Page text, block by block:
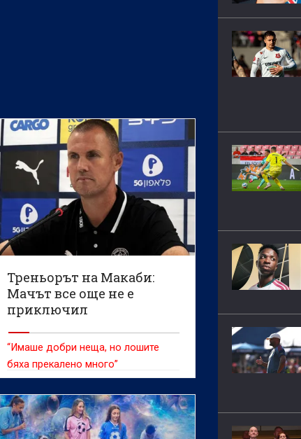
Треньорът на Макаби:
Мачът все още не е
приключил
“Имаше добри неща, но лошите
бяха прекалено много”